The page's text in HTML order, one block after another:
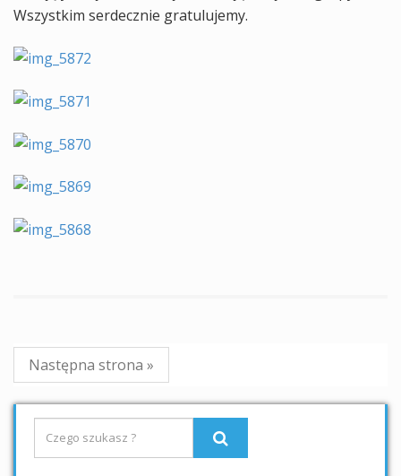
Wszystkim serdecznie gratulujemy.
Następna strona »